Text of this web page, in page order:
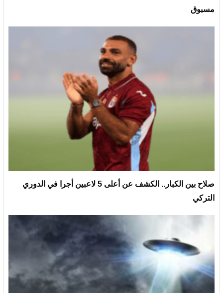
مسبوق
صلاح بين الكبار.. الكشف عن أعلى 5 لاعبين أجرا في الدوري
التركي